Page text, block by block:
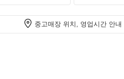
중고매장 위치, 영업시간 안내